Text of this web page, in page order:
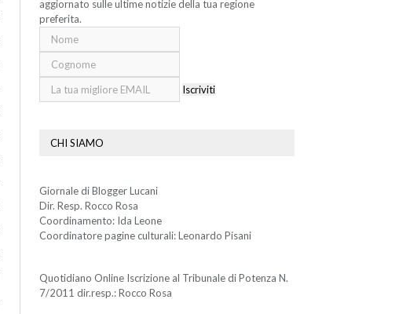
aggiornato sulle ultime notizie della tua regione
preferita.
Iscriviti
CHI SIAMO
Giornale di Blogger Lucani
Dir. Resp. Rocco Rosa
Coordinamento: Ida Leone
Coordinatore pagine culturali: Leonardo Pisani
Quotidiano Online Iscrizione al Tribunale di Potenza N.
7/2011 dir.resp.: Rocco Rosa